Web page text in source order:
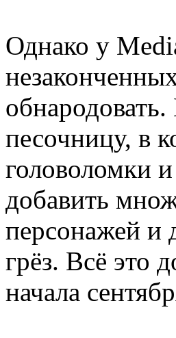
Однако у
песочницу, в
головоломки
добавить
персонажей и
грёз. Всё это
начала